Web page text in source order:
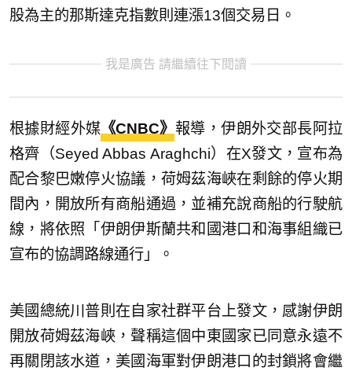
股為主的那斯達克指數則連漲13個交易日。
我是廣告 請繼續往下閱讀
根據財經外媒 《CNBC》 報導，伊朗外交部長阿拉
格齊（Seyed Abbas Araghchi）在X發文，宣布為
配合黎巴嫩停火協議，荷姆茲海峽在剩餘的停火期
間內，開放所有商船通過，並補充說商船的行駛航
線，將依照「伊朗伊斯蘭共和國港口和海事組織已
宣布的協調路線通行」。
美國總統川普則在自家社群平台上發文，感謝伊朗
開放荷姆茲海峽，聲稱這個中東國家已同意永遠不
再關閉該水道，美國海軍對伊朗港口的封鎖將會繼